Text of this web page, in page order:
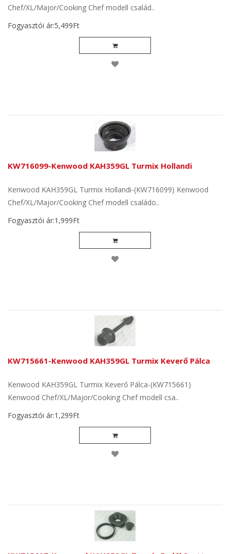
Chef/XL/Major/Cooking Chef modell család..
Fogyasztói ár:5,499Ft
KW716099-Kenwood KAH359GL Turmix Hollandi
Kenwood KAH359GL Turmix Hollandi-(KW716099) Kenwood
Chef/XL/Major/Cooking Chef modell családo..
Fogyasztói ár:1,999Ft
KW715661-Kenwood KAH359GL Turmix Keverő Pálca
Kenwood KAH359GL Turmix Keverő Pálca-(KW715661)
Kenwood Chef/XL/Major/Cooking Chef modell csa..
Fogyasztói ár:1,299Ft